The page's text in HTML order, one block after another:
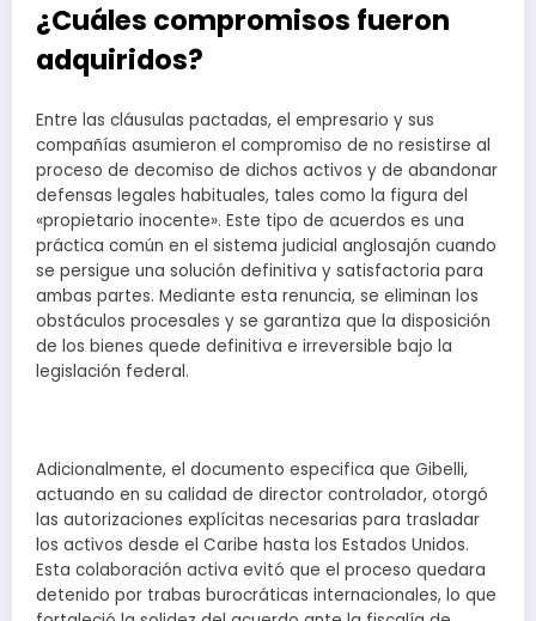
¿Cuáles compromisos fueron
adquiridos?
Entre las cláusulas pactadas, el empresario y sus
compañías asumieron el compromiso de no resistirse al
proceso de decomiso de dichos activos y de abandonar
defensas legales habituales, tales como la figura del
«propietario inocente». Este tipo de acuerdos es una
práctica común en el sistema judicial anglosajón cuando
se persigue una solución definitiva y satisfactoria para
ambas partes. Mediante esta renuncia, se eliminan los
obstáculos procesales y se garantiza que la disposición
de los bienes quede definitiva e irreversible bajo la
legislación federal.
Adicionalmente, el documento especifica que Gibelli,
actuando en su calidad de director controlador, otorgó
las autorizaciones explícitas necesarias para trasladar
los activos desde el Caribe hasta los Estados Unidos.
Esta colaboración activa evitó que el proceso quedara
detenido por trabas burocráticas internacionales, lo que